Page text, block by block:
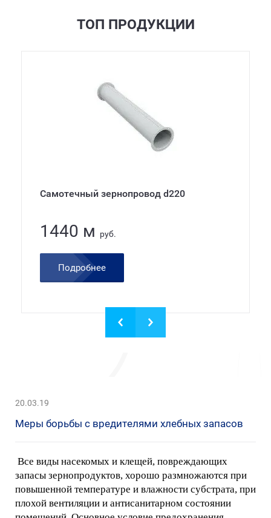
ТОП ПРОДУКЦИИ
Самотечный зернопровод d220
1440 м руб.
Подробнее
20.03.19
Меры борьбы с вредителями хлебных запасов
Все виды насекомых и клещей, повреждающих
запасы зернопродуктов, хорошо размножаются при
повышенной температуре и влажности субстрата, при
плохой вентиляции и антисанитарном состоянии